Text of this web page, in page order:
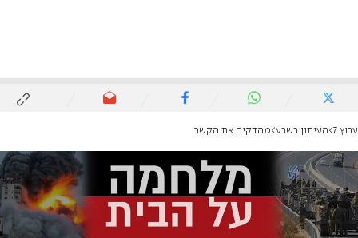
ערוץ 7 העיתון בשבע מהדקים את הקשר